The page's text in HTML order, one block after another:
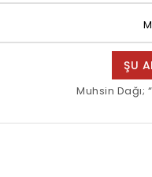
ŞU
Muhsin Dağı;